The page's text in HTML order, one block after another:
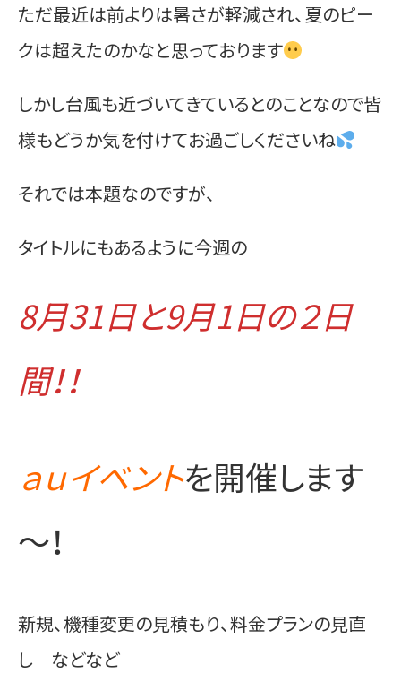
採用情報
ただ最近は前よりは暑さが軽減され、夏のピー
クは超えたのかなと思っております
しかし台風も近づいてきているとのことなので皆
様もどうか気を付けてお過ごしくださいね
それでは本題なのですが、
タイトルにもあるように今週の
8月31日と9月1日の２日
間！！
ａｕイベントを開催します
～！
新規、機種変更の見積もり、料金プランの見直
し などなど